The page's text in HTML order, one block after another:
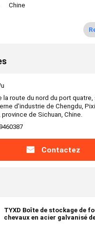
Chine
la route du nord du port quatre,
d'industrie de Chengdu,
province de Sichuan, Chine.
Contactez
TYXD Boîte de stockage de
chevaux en acier galvanisé